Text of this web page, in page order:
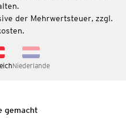
der Mehrwertsteuer, zzgl.
Niederlande
gemacht